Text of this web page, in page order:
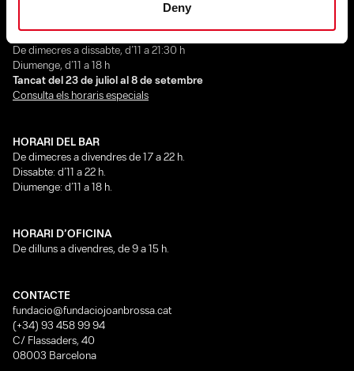
Deny
De dimecres a dissabte, d’11 a 21:30 h
Diumenge, d’11 a 18 h
Tancat del 23 de juliol al 8 de setembre
Consulta els horaris especials
HORARI DEL BAR
De dimecres a divendres de 17 a 22 h.
Dissabte: d’11 a 22 h.
Diumenge: d’11 a 18 h.
HORARI D’OFICINA
De dilluns a divendres, de 9 a 15 h.
CONTACTE
fundacio@fundaciojoanbrossa.cat
(+34) 93 458 99 94
C/ Flassaders, 40
08003 Barcelona